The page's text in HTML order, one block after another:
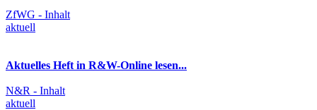
ZfWG - Inhalt
aktuell
Aktuelles Heft in R&W-Online lesen...
N&R - Inhalt
aktuell